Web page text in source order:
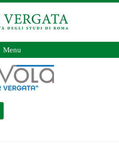
Menu